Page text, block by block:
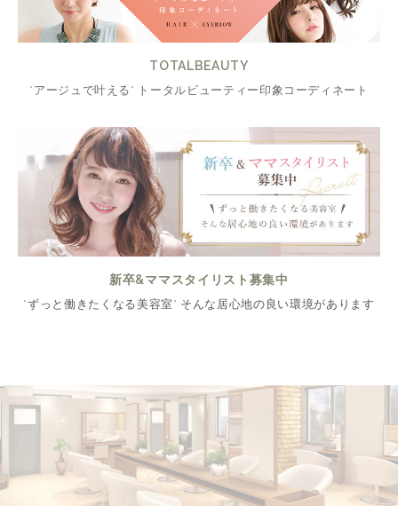
TOTALBEAUTY
"アージュで叶える" トータルビューティー印象コーディネート
新卒&ママスタイリスト募集中
"ずっと働きたくなる美容室" そんな居心地の良い環境があります